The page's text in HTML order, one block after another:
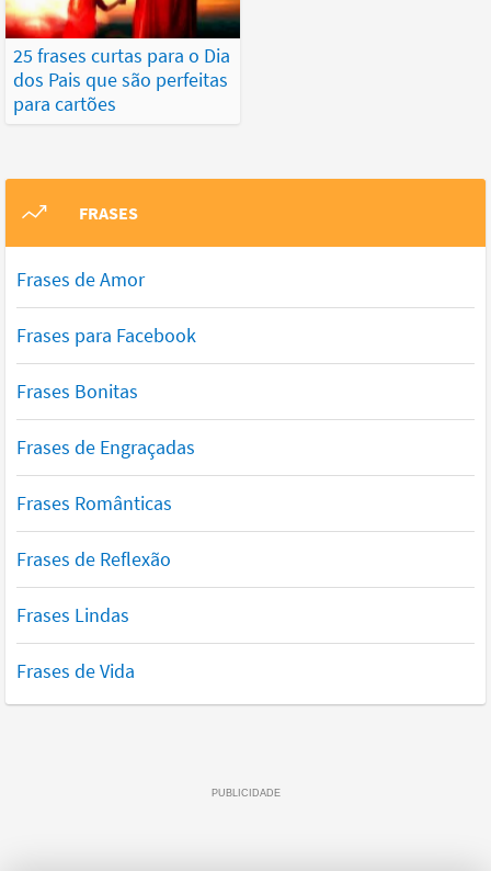
25 frases curtas para o Dia
dos Pais que são perfeitas
para cartões
FRASES
Frases de Amor
Frases para Facebook
Frases Bonitas
Frases de Engraçadas
Frases Românticas
Frases de Reflexão
Frases Lindas
Frases de Vida